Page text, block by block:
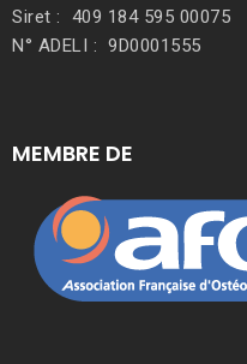
Siret : 409 184 595 00075
N° ADELI : 9D0001555
MEMBRE DE